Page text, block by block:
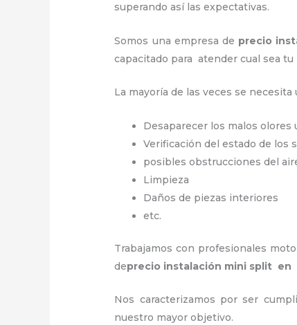
superando así las expectativas.
Somos una empresa de precio
capacitado para atender cual sea tu
La mayoría de las veces se
Desaparecer los malos olores
Verificación del estado de los
posibles obstrucciones del
Limpieza
Daños de piezas interiores
etc.
Trabajamos con profesionales
deprecio instalación mini split en
Nos caracterizamos por ser
nuestro mayor objetivo.